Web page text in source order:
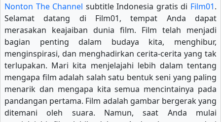
Nonton The Channel subtitle Indonesia gratis di Film01.
Selamat datang di Film01, tempat Anda dapat
merasakan keajaiban dunia film. Film telah menjadi
bagian penting dalam budaya kita, menghibur,
menginspirasi, dan menghadirkan cerita-cerita yang tak
terlupakan. Mari kita menjelajahi lebih dalam tentang
mengapa film adalah salah satu bentuk seni yang paling
menarik dan mengapa kita semua mencintainya pada
pandangan pertama. Film adalah gambar bergerak yang
ditemani oleh suara. Namun, saat Anda mulai